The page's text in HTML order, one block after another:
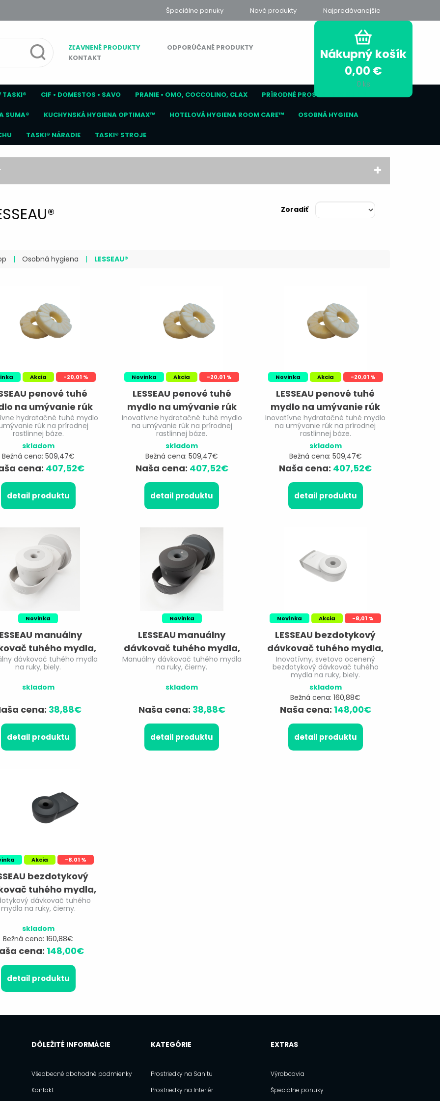
Špeciálne ponuky Nové produkty Najpredávanejšie
ZĽAVNENÉ PRODUKTY
ODPORÚČANÉ PRODUKTY
KONTAKT
Nákupný košík
0,00 €
0 ks
TASKI® CIF • DOMESTOS • SAVO PRANIE • OMO, COCCOLINO, CLAX PRÍRODNÉ PROSTRIEDKY SURE®
SUMA® KUCHYNSKÁ HYGIENA OPTIMAX™ HOTELOVÁ HYGIENA ROOM CARE™ OSOBNÁ HYGIENA
TASKI® NÁRADIE TASKI® STROJE
Zoradiť
| Osobná hygiena | LESSEAU®
Akcia -20,01 %
penové tuhé
na umývanie rúk
Fresh 8x12ks
hydratačné tuhé mydlo
rúk na prírodnej
rastlinnej báze.
skladom
Bežná cena: 509,47€
cena: 407,52€
detail produktu
Novinka Akcia -20,01 %
LESSEAU penové tuhé
mydlo na umývanie rúk
Mille Fleur 8x12ks
Inovatívne hydratačné tuhé mydlo
na umývanie rúk na prírodnej
rastlinnej báze.
skladom
Bežná cena: 509,47€
Naša cena: 407,52€
detail produktu
Novinka Akcia -20,01 %
LESSEAU penové tuhé
mydlo na umývanie rúk
Pure Sense 8x12ks
Inovatívne hydratačné tuhé mydlo
na umývanie rúk na prírodnej
rastlinnej báze.
skladom
Bežná cena: 509,47€
Naša cena: 407,52€
detail produktu
Novinka
manuálny
tuhého mydla,
biely.
dávkovač tuhého mydla
na ruky, biely.
skladom
cena: 38,88€
detail produktu
Novinka
LESSEAU manuálny
dávkovač tuhého mydla,
čierny.
Manuálny dávkovač tuhého mydla
na ruky, čierny.
skladom
Naša cena: 38,88€
detail produktu
Novinka Akcia -8,01 %
LESSEAU bezdotykový
dávkovač tuhého mydla,
biely.
Inovatívny, svetovo ocenený
bezdotykový dávkovač tuhého
mydla na ruky, biely.
skladom
Bežná cena: 160,88€
Naša cena: 148,00€
detail produktu
Akcia -8,01 %
bezdotykový
tuhého mydla,
čierny.
dávkovač tuhého
mydla na ruky, čierny.
skladom
Bežná cena: 160,88€
cena: 148,00€
detail produktu
DÔLEŽITÉ INFORMÁCIE
Všeobecné obchodné podmienky
Kontakt
KATEGÓRIE
Prostriedky na Sanitu
Prostriedky na Interiér
EXTRAS
Výrobcovia
Špeciálne ponuky